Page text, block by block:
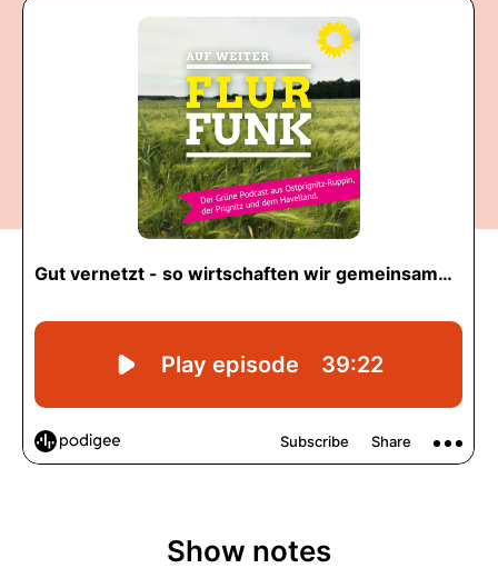
Show notes